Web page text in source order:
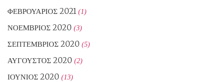
ΦΕΒΡΟΥΆΡΙΟΣ 2021 (1)
ΝΟΈΜΒΡΙΟΣ 2020 (3)
ΣΕΠΤΈΜΒΡΙΟΣ 2020 (5)
ΑΎΓΟΥΣΤΟΣ 2020 (2)
ΙΟΎΝΙΟΣ 2020 (13)